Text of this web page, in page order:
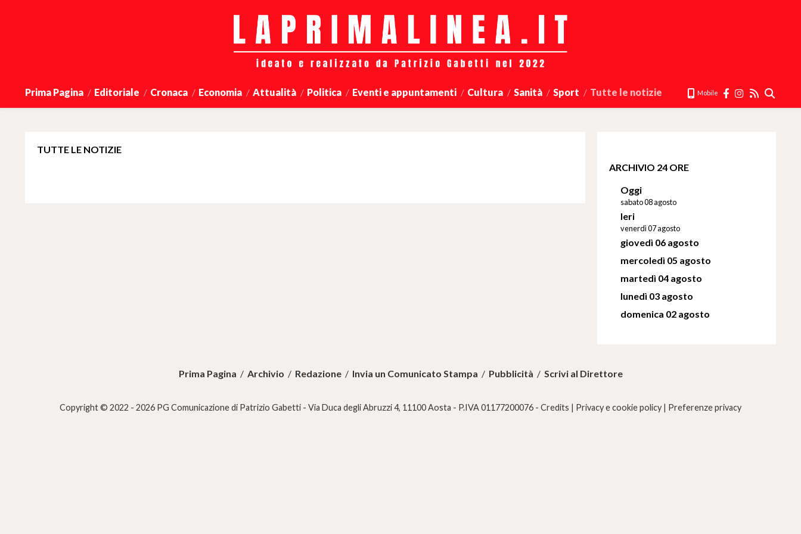
Prima Pagina Editoriale Cronaca Economia Attualità Politica Eventi e appuntamenti Cultura Sanità Sport Tutte le notizie Mobile
TUTTE LE NOTIZIE
ARCHIVIO 24 ORE
Oggi
sabato 08 agosto
Ieri
venerdì 07 agosto
giovedì 06 agosto
mercoledì 05 agosto
martedì 04 agosto
lunedì 03 agosto
domenica 02 agosto
Prima Pagina / Archivio / Redazione/ Invia un Comunicato Stampa / Pubblicità / Scrivi al Direttore
Copyright © 2022 - 2026 PG Comunicazione di Patrizio Gabetti - Via Duca degli Abruzzi 4, 11100 Aosta - P.IVA 01177200076 - Credits Privacy e cookie policy Preferenze privacy